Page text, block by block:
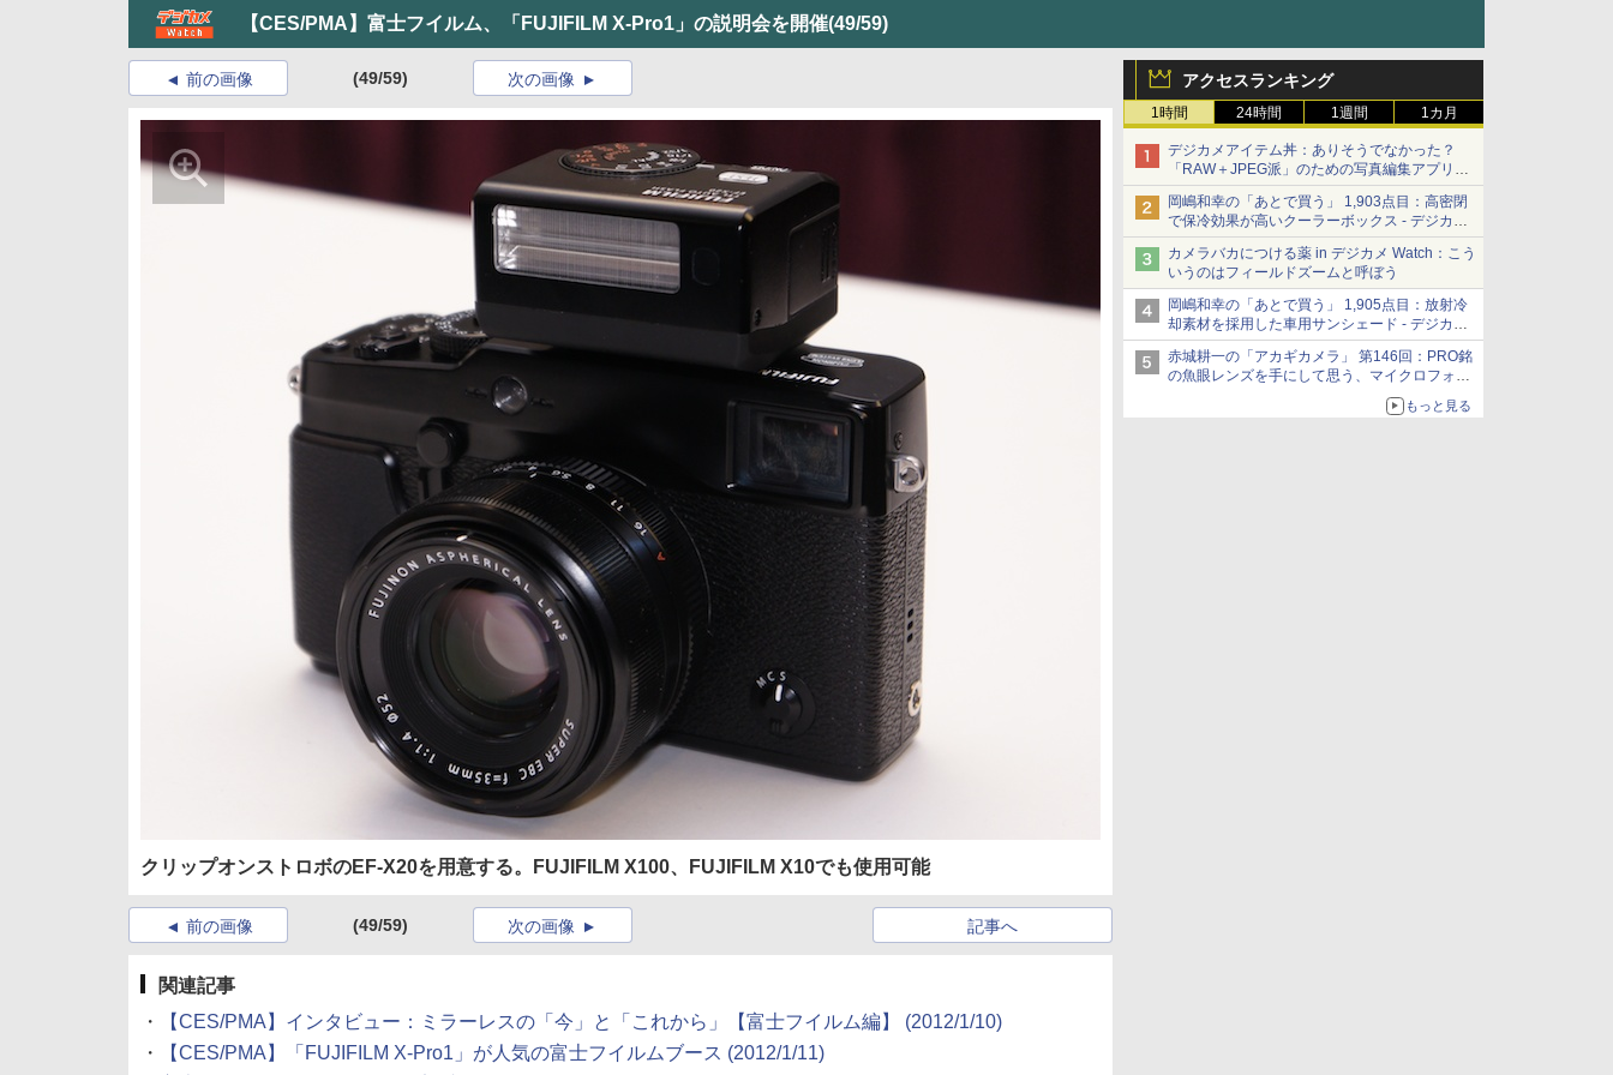
【CES/PMA】富士フイルム、「FUJIFILM X-Pro1」の説明会を開催(49/59)
アクセスランキング
1時間 24時間 1週間 1カ月
デジカメアイテム丼：ありそうでなかった？
「RAW＋JPEG派」のための写真編集アプリ
カメラデフォルトのJPEGを大切にする
「Filmator」
岡嶋和幸の「あとで買う」 1,903点目：高密閉
で保冷効果が高いクーラーボックス - デジカメ
Watch
カメラバカにつける薬 in デジカメ Watch：こう
いうのはフィールドズームと呼ぼう
岡嶋和幸の「あとで買う」 1,905点目：放射冷
却素材を採用した車用サンシェード - デジカメ
Watch
赤城耕一の「アカギカメラ」 第146回：PRO銘
の魚眼レンズを手にして思う、マイクロフォー
もっと見る
前の画像 (49/59) 次の画像
クリップオンストロボのEF-X20を用意する。FUJIFILM X100、FUJIFILM X10でも使用可能
前の画像 (49/59) 記事へ
次の画像
関連記事
・
【CES/PMA】インタビュー：ミラーレスの「今」と「これから」【富士フイルム編】 (2012/1/10)
・
【CES/PMA】「FUJIFILM X-Pro1」が人気の富士フイルムブース (2012/1/11)